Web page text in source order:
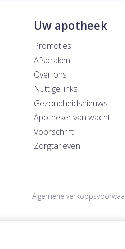
Uw apotheek
Promoties
Afspraken
Over ons
Nuttige links
Gezondheidsnieuws
Apotheker van wacht
Voorschrift
Zorgtarieven
Algemene